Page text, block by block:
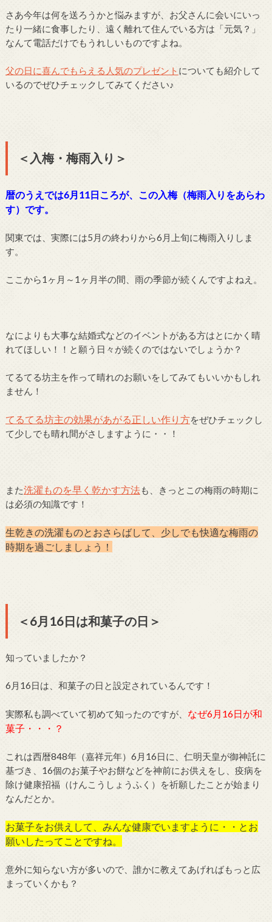
さあ今年は何を送ろうかと悩みますが、お父さんに会いにいっ
たり一緒に食事したり、遠く離れて住んでいる方は「元気？」
なんて電話だけでもうれしいものですよね。
父の日に喜んでもらえる人気のプレゼント についても紹介して
いるのでぜひチェックしてみてください♪
＜入梅・梅雨入り＞
暦のうえでは6月11日ころが、この入梅（梅雨入りをあらわ
す）です。
関東では、実際には5月の終わりから6月上旬に梅雨入りしま
す。
ここから1ヶ月～1ヶ月半の間、雨の季節が続くんですよねえ。
なによりも大事な結婚式などのイベントがある方はとにかく晴
れてほしい！！と願う日々が続くのではないでしょうか？
てるてる坊主を作って晴れのお願いをしてみてもいいかもしれ
ません！
てるてる坊主の効果があがる正しい作り方をぜひチェックし
て少しでも晴れ間がさしますように・・！
また洗濯ものを早く乾かす方法も、きっとこの梅雨の時期に
は必須の知識です！
生乾きの洗濯ものとおさらばして、少しでも快適な梅雨の
時期を過ごしましょう！
＜6月16日は和菓子の日＞
知っていましたか？
6月16日は、和菓子の日と設定されているんです！
実際私も調べていて初めて知ったのですが、 なぜ6月16日が和
菓子・・・？
これは西暦848年（嘉祥元年）6月16日に、仁明天皇が御神託に
基づき、16個のお菓子やお餅などを神前にお供えをし、疫病を
除け健康招福（けんこうしょうふく）を祈願したことが始まり
なんだとか。
お菓子をお供えして、みんな健康でいますように・・とお
願いしたってことですね。
意外に知らない方が多いので、誰かに教えてあげればもっと広
まっていくかも？